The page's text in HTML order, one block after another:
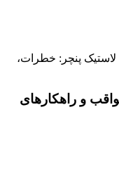
لاستیک پنچر: خطرات،
و راهکارهای